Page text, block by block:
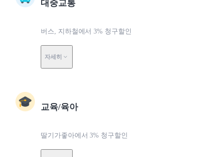
대중교통
버스, 지하철에서 3% 청구할인
자세히
교육/육아
딸기가좋아에서 3% 청구할인